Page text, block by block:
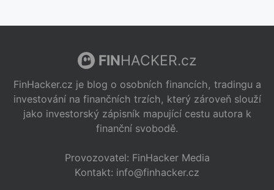
FINHACKER.cz
FinHacker.cz je blog o osobních financích, tradingu a
investování na finančních trzích, který zároveň slouží
jako investorský zápisník mapující cestu autora k
finanční svobodě.
Provozovatel: FinHacker Media
Kontakt: info@finhacker.cz